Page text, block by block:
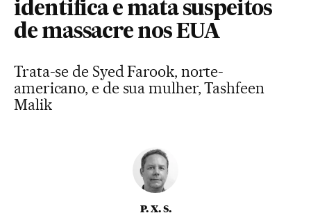
identifica e mata suspeitos
de massacre nos EUA
Trata-se de Syed Farook, norte-
americano, e de sua mulher, Tashfeen
Malik
P. X. S.